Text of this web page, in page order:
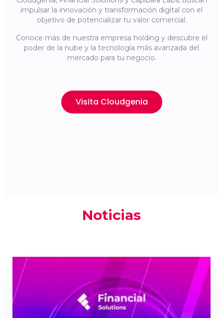
impulsar la innovación y transformación digital con el
objetivo de potencializar tu valor comercial.
Conoce más de nuestra empresa holding y descubre el
poder de la nube y la tecnología más avanzada del
mercado para tu negocio.
Visita Cloudgenia
Noticias